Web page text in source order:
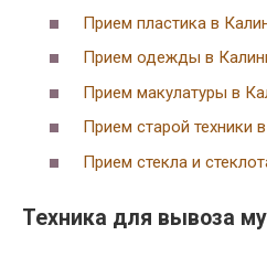
Класс IV —
низкая
помощи
течение 3-х
Класс V
практически
экологию.
Прием пластика в
Прием одежды в
Прием макулатуры в
Прием старой техники
Прием стекла и
Техника для вывоза